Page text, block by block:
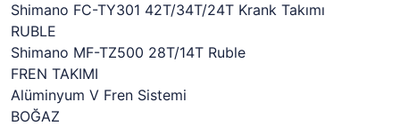
Shimano FC-TY301 42T/34T/24T Krank Takımı
RUBLE
Shimano MF-TZ500 28T/14T Ruble
FREN TAKIMI
Alüminyum V Fren Sistemi
BOĞAZ